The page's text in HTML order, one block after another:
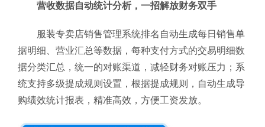
营收数据自动统计分析，一招解放财务双手
服装专卖店销售管理系统排名自动生成每日销售单
据明细、营业汇总等数据，每种支付方式的交易明细数
据分类汇总，统一的对账渠道，减轻财务对账压力；系
统支持多级提成规则设置，根据提成规则，自动生成导
购绩效统计报表，精准高效，方便工资发放。